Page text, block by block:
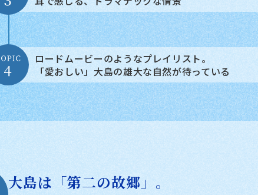
ロードムービーのようなプレイリスト。
「愛おしい」大島の雄大な自然が待っている
大島は「第二の故郷」。